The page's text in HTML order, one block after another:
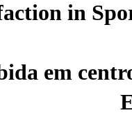
in
em